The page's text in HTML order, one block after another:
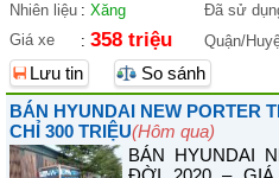
Nhiên liệu : Xăng Đã sử
Giá xe
: 358 triệu Quận/
Lưu tin
So sánh
BÁN HYUNDAI NEW PORTER
CHỈ 300 TRIỆU(Hôm qua)
BÁN HYUNDAI